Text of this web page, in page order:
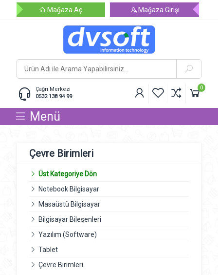
Mağaza Aç Mağaza Girişi
Çağrı Merkezi
0532 138 94 99
0
Menü
Çevre Birimleri
Üst Kategoriye Dön
Notebook Bilgisayar
Masaüstü Bilgisayar
Bilgisayar Bileşenleri
Yazılım (Software)
Tablet
Çevre Birimleri